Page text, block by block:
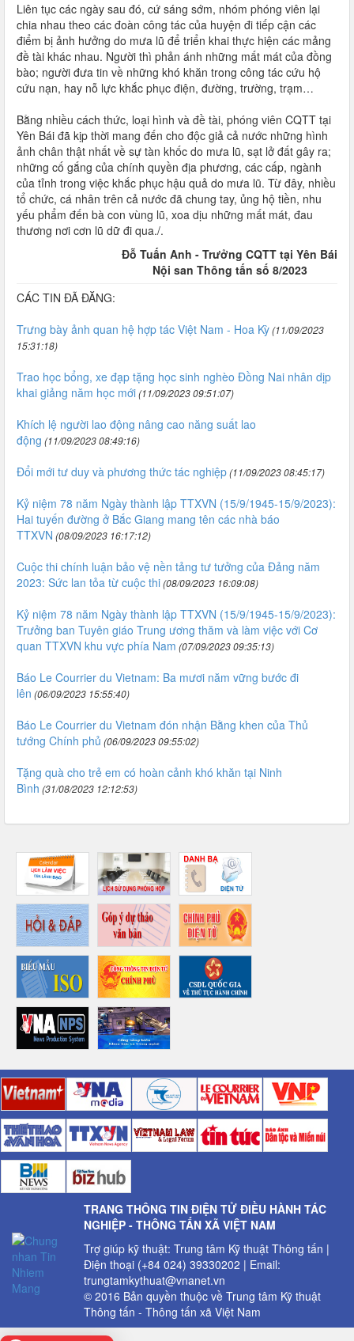
Liên tục các ngày sau đó, cứ sáng sớm, nhóm phóng viên lại
chia nhau theo các đoàn công tác của huyện đi tiếp cận các
điểm bị ảnh hưởng do mưa lũ để triển khai thực hiện các mảng
đề tài khác nhau. Người thì phản ánh những mất mát của đồng
bào; người đưa tin về những khó khăn trong công tác cứu hộ
cứu nạn, hay nỗ lực khắc phục điện, đường, trường, trạm…
Bằng nhiều cách thức, loại hình và đề tài, phóng viên CQTT tại
Yên Bái đã kịp thời mang đến cho độc giả cả nước những hình
ảnh chân thật nhất về sự tàn khốc do mưa lũ, sạt lở đất gây ra;
những cố gắng của chính quyền địa phương, các cấp, ngành
của tỉnh trong việc khắc phục hậu quả do mưa lũ. Từ đây, nhiều
tổ chức, cá nhân trên cả nước đã chung tay, ủng hộ tiền, nhu
yếu phẩm đến bà con vùng lũ, xoa dịu những mất mát, đau
thương nơi cơn lũ dữ đi qua./.
Đỗ Tuấn Anh - Trưởng CQTT tại Yên Bái
Nội san Thông tấn số 8/2023
CÁC TIN ĐÃ ĐĂNG:
Trưng bày ảnh quan hệ hợp tác Việt Nam - Hoa Kỳ(11/09/2023
15:31:18)
Trao học bổng, xe đạp tặng học sinh nghèo Đồng Nai nhân dịp
khai giảng năm học mới(11/09/2023 09:51:07)
Khích lệ người lao động nâng cao năng suất lao
động (11/09/2023 08:49:16)
Đổi mới tư duy và phương thức tác nghiệp(11/09/2023 08:45:17)
Kỷ niệm 78 năm Ngày thành lập TTXVN (15/9/1945-15/9/2023):
Hai tuyến đường ở Bắc Giang mang tên các nhà báo
TTXVN (08/09/2023 16:17:12)
Cuộc thi chính luận bảo vệ nền tảng tư tưởng của Đảng năm
2023: Sức lan tỏa từ cuộc thi(08/09/2023 16:09:08)
Kỷ niệm 78 năm Ngày thành lập TTXVN (15/9/1945-15/9/2023):
Trưởng ban Tuyên giáo Trung ương thăm và làm việc với Cơ
quan TTXVN khu vực phía Nam (07/09/2023 09:35:13)
Báo Le Courrier du Vietnam: Ba mươi năm vững bước đi
lên (06/09/2023 15:55:40)
Báo Le Courrier du Vietnam đón nhận Bằng khen của Thủ
tướng Chính phủ (06/09/2023 09:55:02)
Tặng quà cho trẻ em có hoàn cảnh khó khăn tại Ninh
Bình (31/08/2023 12:12:53)
TRANG THÔNG TIN ĐIỆN TỬ ĐIỀU HÀNH TÁC
NGHIỆP - THÔNG TẤN XÃ VIỆT NAM
Trợ giúp kỹ thuật: Trung tâm Kỹ thuật Thông tấn |
Điện thoại (+84 024) 39330202 | Email:
trungtamkythuat@vnanet.vn
© 2016 Bản quyền thuộc về Trung tâm Kỹ thuật
Thông tấn - Thông tấn xã Việt Nam